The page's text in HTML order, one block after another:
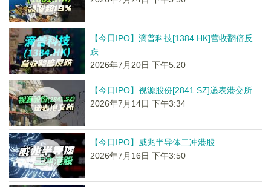
【今日IPO】滴普科技[1384.HK]营收翻倍反
跌
2026年7月20日 下午5:20
【今日IPO】视源股份[2841.SZ]递表港交所
2026年7月14日 下午3:34
【今日IPO】威兆半导体二冲港股
2026年7月16日 下午3:50